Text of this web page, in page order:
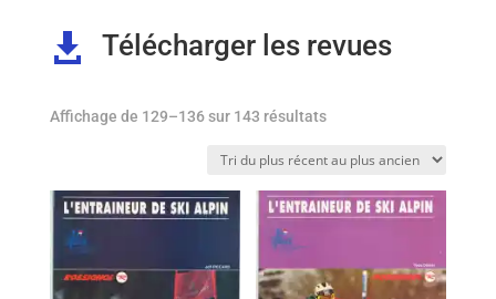
 Télécharger les revues
Affichage de 129–136 sur 143 résultatsTrié
plus
récent
au
ancien